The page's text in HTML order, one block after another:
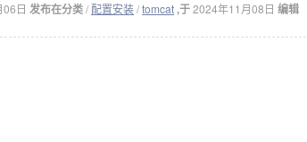
06日发布在分类/配置安装/tomcat,于2024年11月08日编辑